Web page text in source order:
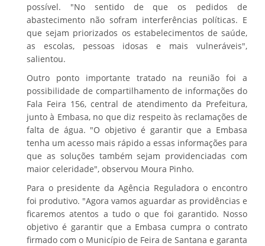
possível. "No sentido de que os pedidos de
abastecimento não sofram interferências políticas. E
que sejam priorizados os estabelecimentos de saúde,
as escolas, pessoas idosas e mais vulneráveis",
salientou.
Outro ponto importante tratado na reunião foi a
possibilidade de compartilhamento de informações do
Fala Feira 156, central de atendimento da Prefeitura,
junto à Embasa, no que diz respeito às reclamações de
falta de água. "O objetivo é garantir que a Embasa
tenha um acesso mais rápido a essas informações para
que as soluções também sejam providenciadas com
maior celeridade", observou Moura Pinho.
Para o presidente da Agência Reguladora o encontro
foi produtivo. "Agora vamos aguardar as providências e
ficaremos atentos a tudo o que foi garantido. Nosso
objetivo é garantir que a Embasa cumpra o contrato
firmado com o Município de Feira de Santana e garanta